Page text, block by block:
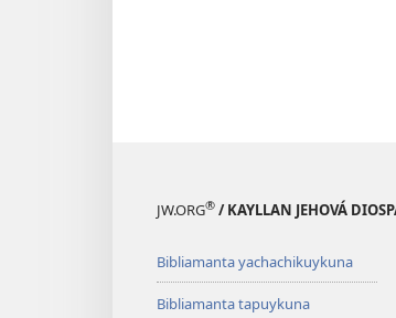
JW.ORG® / KAYLLAN JEHOVÁ
Bibliamanta yachachikuykuna
Bibliamanta tapuykuna